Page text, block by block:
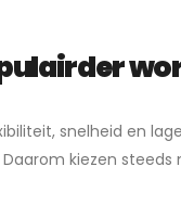
snelheid en
kiezen